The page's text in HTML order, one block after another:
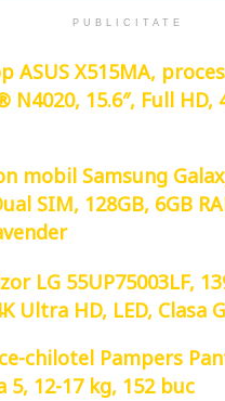
PUBLICITATE
ASUS X515MA,
N4020, 15.6″, Full HD,
mobil Samsung
SIM, 128GB, 6GB
LG 55UP75003LF,
Ultra HD, LED, Clasa G
chilotel Pampers
5, 12-17 kg, 152 buc